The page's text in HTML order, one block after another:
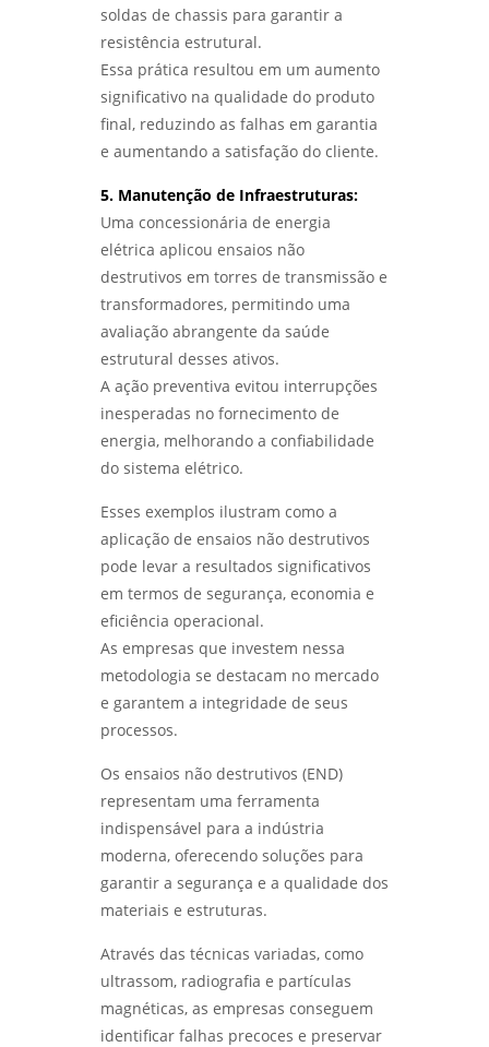
soldas de chassis para garantir a
resistência estrutural.
Essa prática resultou em um aumento
significativo na qualidade do produto
final, reduzindo as falhas em garantia
e aumentando a satisfação do cliente.
5. Manutenção de Infraestruturas:
Uma concessionária de energia
elétrica aplicou ensaios não
destrutivos em torres de transmissão e
transformadores, permitindo uma
avaliação abrangente da saúde
estrutural desses ativos.
A ação preventiva evitou interrupções
inesperadas no fornecimento de
energia, melhorando a confiabilidade
do sistema elétrico.
Esses exemplos ilustram como a
aplicação de ensaios não destrutivos
pode levar a resultados significativos
em termos de segurança, economia e
eficiência operacional.
As empresas que investem nessa
metodologia se destacam no mercado
e garantem a integridade de seus
processos.
Os ensaios não destrutivos (END)
representam uma ferramenta
indispensável para a indústria
moderna, oferecendo soluções para
garantir a segurança e a qualidade dos
materiais e estruturas.
Através das técnicas variadas, como
ultrassom, radiografia e partículas
magnéticas, as empresas conseguem
identificar falhas precoces e preservar